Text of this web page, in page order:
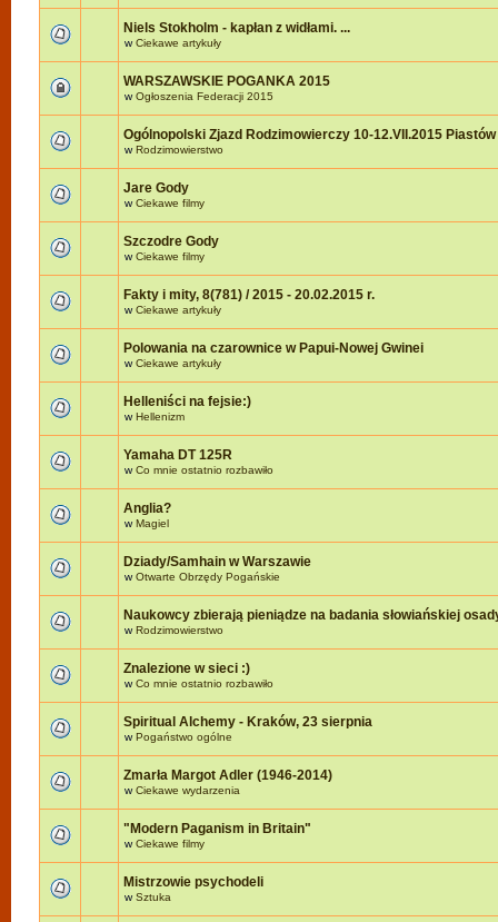
Niels Stokholm - kapłan z widłami. ...
wCiekawe artykuły
WARSZAWSKIE POGANKA 2015
wOgłoszenia Federacji 2015
Ogólnopolski Zjazd Rodzimowierczy 10-12.VII.2015 Piastów
wRodzimowierstwo
Jare Gody
wCiekawe filmy
Szczodre Gody
wCiekawe filmy
Fakty i mity, 8(781) / 2015 - 20.02.2015 r.
wCiekawe artykuły
Polowania na czarownice w Papui-Nowej Gwinei
wCiekawe artykuły
Helleniści na fejsie:)
wHellenizm
Yamaha DT 125R
wCo mnie ostatnio rozbawiło
Anglia?
wMagiel
Dziady/Samhain w Warszawie
wOtwarte Obrzędy Pogańskie
Naukowcy zbierają pieniądze na badania słowiańskiej
wRodzimowierstwo
Znalezione w sieci :)
wCo mnie ostatnio rozbawiło
Spiritual Alchemy - Kraków, 23 sierpnia
wPogaństwo ogólne
Zmarła Margot Adler (1946-2014)
wCiekawe wydarzenia
"Modern Paganism in Britain"
wCiekawe filmy
Mistrzowie psychodeli
wSztuka